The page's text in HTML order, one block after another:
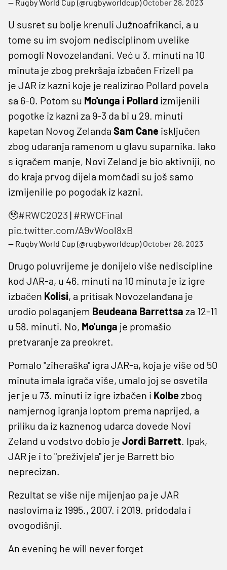
— Rugby World Cup (@rugbyworldcup)October 28, 2023
U susret su bolje krenuli Južnoafrikanci, a u
tome su im svojom nedisciplinom uvelike
pomogli Novozelanđani. Već u 3. minuti na 10
minuta je zbog prekršaja izbačen Frizell pa
je JAR iz kazni koje je realizirao Pollard povela
sa 6-0. Potom su Mo'unga i Pollard izmijenili
pogotke iz kazni za 9-3 da bi u 29. minuti
kapetan Novog Zelanda Sam Cane isključen
zbog udaranja ramenom u glavu suparnika. Iako
s igračem manje, Novi Zeland je bio aktivniji, no
do kraja prvog dijela momčadi su još samo
izmijenilie po pogodak iz kazni.
🥹#RWC2023 | #RWCFinal
pic.twitter.com/A9vWool8xB
— Rugby World Cup (@rugbyworldcup)October 28, 2023
Drugo poluvrijeme je donijelo više nediscipline
kod JAR-a, u 46. minuti na 10 minuta je iz igre
izbačen Kolisi, a pritisak Novozelanđana je
urodio polaganjem Beudeana Barrettsa za 12-11
u 58. minuti. No, Mo'unga je promašio
pretvaranje za preokret.
Pomalo "ziheraška" igra JAR-a, koja je više od 50
minuta imala igrača više, umalo joj se osvetila
jer je u 73. minuti iz igre izbačen i Kolbezbog
namjernog igranja loptom prema naprijed, a
priliku da iz kaznenog udarca dovede Novi
Zeland u vodstvo dobio je Jordi Barrett. Ipak,
JAR je i to "preživjela" jer je Barrett bio
neprecizan.
Rezultat se više nije mijenjao pa je JAR
naslovima iz 1995., 2007. i 2019. pridodala i
ovogodišnji.
An evening he will never forget